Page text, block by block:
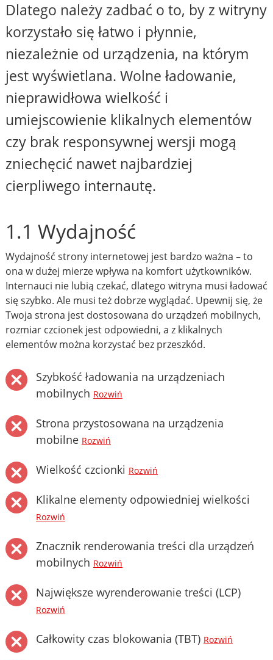
Dlatego należy zadbać o to, by z witryny
korzystało się łatwo i płynnie,
niezależnie od urządzenia, na którym
jest wyświetlana. Wolne ładowanie,
nieprawidłowa wielkość i
umiejscowienie klikalnych elementów
czy brak responsywnej wersji mogą
zniechęcić nawet najbardziej
cierpliwego internautę.
1.1 Wydajność
Wydajność strony internetowej jest bardzo ważna – to
ona w dużej mierze wpływa na komfort użytkowników.
Internauci nie lubią czekać, dlatego witryna musi ładować
się szybko. Ale musi też dobrze wyglądać. Upewnij się, że
Twoja strona jest dostosowana do urządzeń mobilnych,
rozmiar czcionek jest odpowiedni, a z klikalnych
elementów można korzystać bez przeszkód.
Szybkość ładowania na urządzeniach
mobilnych Rozwiń
Strona przystosowana na urządzenia
mobilne Rozwiń
Wielkość czcionki Rozwiń
Klikalne elementy odpowiedniej wielkości
Rozwiń
Znacznik renderowania treści dla urządzeń
mobilnych Rozwiń
Największe wyrenderowanie treści (LCP)
Rozwiń
Całkowity czas blokowania (TBT) Rozwiń